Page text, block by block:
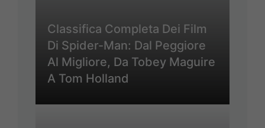
Classifica Completa Dei Film
Di Spider-Man: Dal Peggiore
Al Migliore, Da Tobey Maguire
A Tom Holland